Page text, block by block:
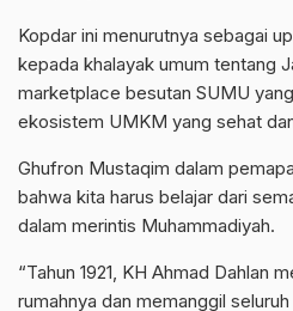
Kopdar ini menurutnya sebagai
kepada khalayak umum tentang
marketplace besutan SUMU
ekosistem UMKM yang sehat
Ghufron Mustaqim dalam
bahwa kita harus belajar dari
dalam merintis Muhammadiyah.
“Tahun 1921, KH Ahmad Dahlan
rumahnya dan memanggil